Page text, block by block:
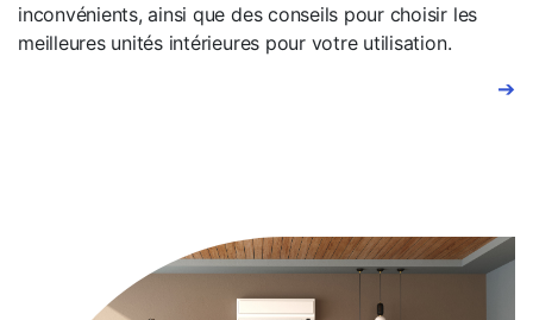
inconvénients, ainsi que des conseils pour choisir les
meilleures unités intérieures pour votre utilisation.
➔